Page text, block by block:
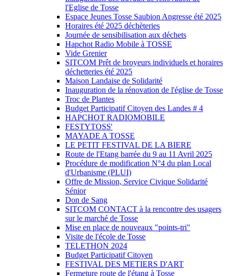
l'Eglise de Tosse
Espace Jeunes Tosse Saubion Angresse été 2025
Horaires été 2025 déchèteries
Journée de sensibilisation aux déchets
Hapchot Radio Mobile à TOSSE
Vide Grenier
SITCOM Prêt de broyeurs individuels et horaires
déchetteries été 2025
Maison Landaise de Solidarité
Inauguration de la rénovation de l'église de Tosse
Troc de Plantes
Budget Participatif Citoyen des Landes # 4
HAPCHOT RADIOMOBILE
FESTYTOSS'
MAYADE A TOSSE
LE PETIT FESTIVAL DE LA BIERE
Route de l'Etang barrée du 9 au 11 Avril 2025
Procédure de modification N°4 du plan Local
d'Urbanisme (PLUI)
Offre de Mission, Service Civique Solidarité
Sénior
Don de Sang
SITCOM CONTACT à la rencontre des usagers
sur le marché de Tosse
Mise en place de nouveaux "points-tri"
Visite de l'école de Tosse
TELETHON 2024
Budget Participatif Citoyen
FESTIVAL DES METIERS D'ART
Fermeture route de l'étang à Tosse